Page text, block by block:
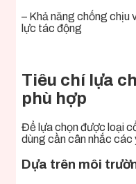
– Khả năng chống chịu
lực tác động
Tiêu chí lựa
phù hợp
Để lựa chọn được loại
dùng cần cân nhắc các
Dựa trên môi